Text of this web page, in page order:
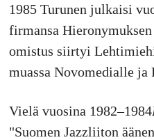
1985 Turunen julkaisi
firmansa
omistus siirtyi
muassa Novomedialle ja
Vielä vuosina 1982–1984
"Suomen Jazzliiton